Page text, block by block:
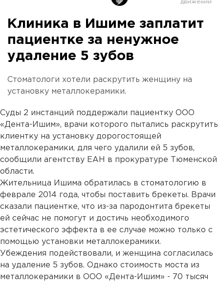
Клиника в Ишиме заплатит
пациентке за ненужное
удаление 5 зубов
Стоматологи хотели раскрутить женщину на
установку металлокерамики.
Суды 2 инстанций поддержали пациентку ООО
«Дента-Ишим», врачи которого пытались раскрутить
клиентку на установку дорогостоящей
металлокерамики, для чего удалили ей 5 зубов,
сообщили агентству ЕАН в прокуратуре Тюменской
области.
Жительница Ишима обратилась в стоматологию в
феврале 2014 года, чтобы поставить брекеты. Врачи
сказали пациентке, что из-за пародонтита брекеты
ей сейчас не помогут и достичь необходимого
эстетического эффекта в ее случае можно только с
помощью установки металлокерамики.
Убеждения подействовали, и женщина согласилась
на удаление 5 зубов. Однако стоимость моста из
металлокерамики в ООО «Дента-Ишим» - 70 тысяч